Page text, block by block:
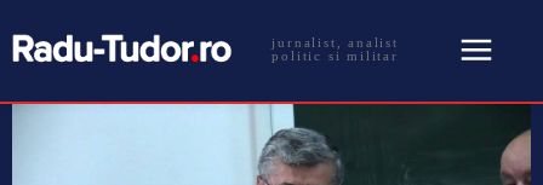
jurnalist, analist
politic si militar